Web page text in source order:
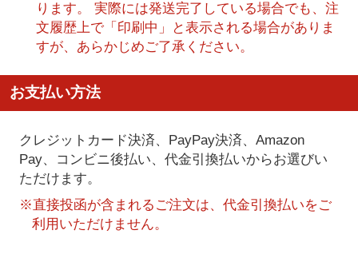
ります。 実際には発送完了している場合でも、注
文履歴上で「印刷中」と表示される場合がありま
すが、あらかじめご了承ください。
お支払い方法
クレジットカード決済、PayPay決済、Amazon
Pay、コンビニ後払い、代金引換払いからお選びい
ただけます。
※直接投函が含まれるご注文は、代金引換払いをご
利用いただけません。